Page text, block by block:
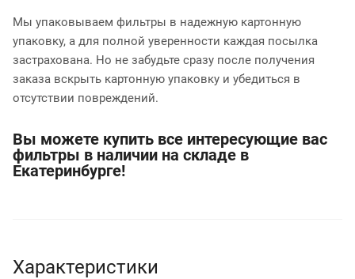
Мы упаковываем фильтры в надежную картонную
упаковку, а для полной уверенности каждая посылка
застрахована. Но не забудьте сразу после получения
заказа вскрыть картонную упаковку и убедиться в
отсутствии повреждений.
Вы можете купить все интересующие вас
фильтры в наличии на складе в
Екатеринбурге!
Характеристики